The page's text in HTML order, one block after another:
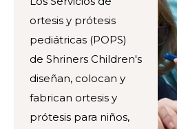
ortesis y prótesis
pediátricas (POPS)
de Shriners Children's
diseñan, colocan y
fabrican ortesis y
prótesis para niños,